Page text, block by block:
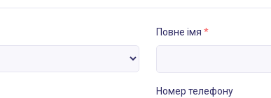
Повне імя *
Номер телефону